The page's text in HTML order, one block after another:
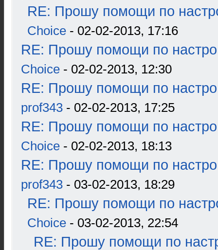
RE: Прошу помощи по
Choice - 02-02-2013, 17:16
RE: Прошу помощи по
Choice - 02-02-2013, 12:30
RE: Прошу помощи по
prof343 - 02-02-2013, 17:25
RE: Прошу помощи по
Choice - 02-02-2013, 18:13
RE: Прошу помощи по
prof343 - 03-02-2013, 18:29
RE: Прошу помощи по
Choice - 03-02-2013, 22:54
RE: Прошу помощи по